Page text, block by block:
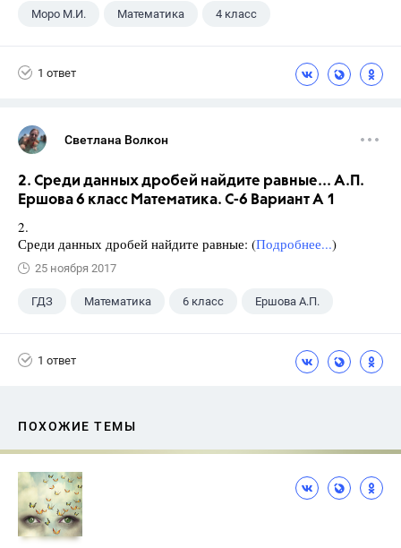
Моро М.И. Математика 4 класс
1 ответ
Светлана Волкон
2. Среди данных дробей найдите равные... А.П.
Ершова 6 класс Математика. С-6 Вариант А 1
2.
Среди данных дробей найдите равные: (Подробнее...)
25 ноября 2017
ГДЗ Математика 6 класс Ершова А.П.
1 ответ
ПОХОЖИЕ ТЕМЫ